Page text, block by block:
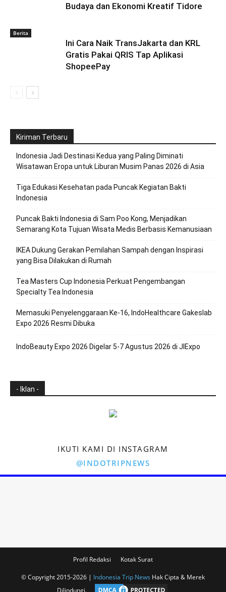
Budaya dan Ekonomi Kreatif Tidore
Berita
Ini Cara Naik TransJakarta dan KRL
Gratis Pakai QRIS Tap Aplikasi
ShopeePay
Kiriman Terbaru
Indonesia Jadi Destinasi Kedua yang Paling Diminati
Wisatawan Eropa untuk Liburan Musim Panas 2026 di Asia
Tiga Edukasi Kesehatan pada Puncak Kegiatan Bakti
Indonesia
Puncak Bakti Indonesia di Sam Poo Kong, Menjadikan
Semarang Kota Tujuan Wisata Medis Berbasis Kemanusiaan
IKEA Dukung Gerakan Pemilahan Sampah dengan Inspirasi
yang Bisa Dilakukan di Rumah
Tea Masters Cup Indonesia Perkuat Pengembangan
Specialty Tea Indonesia
Memasuki Penyelenggaraan Ke-16, IndoHealthcare Gakeslab
Expo 2026 Resmi Dibuka
IndoBeauty Expo 2026 Digelar 5-7 Agustus 2026 di JIExpo
- Iklan -
IKUTI KAMI DI INSTAGRAM
@INDOTRIPNEWS
Profil Redaksi Kotak Surat
© Copyright 2015-2026 | Indonesia Trip News Hak Cipta & Merek
Dilindungi.